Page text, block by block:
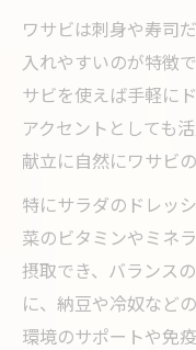
ワサビは刺身や寿司
入れやすいのが特徴
サビを使えば手軽に
アクセントとしても
献立に自然にワサビ
特にサラダのドレッ
菜のビタミンやミネ
摂取でき、バランス
に、納豆や冷奴など
環境のサポートや免